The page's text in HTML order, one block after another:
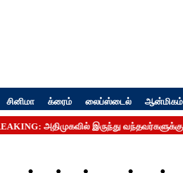
சினிமா க்ரைம் லைப்ஸ்டைல் ஆன்மிகம்